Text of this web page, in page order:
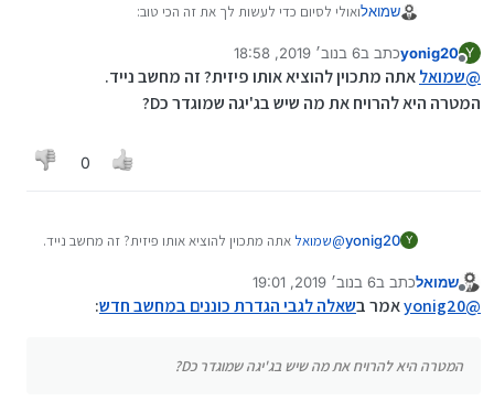
שמואלואולי לסיום כדי לעשות לך את זה הכי טוב:
עולה.
אם כן תוכל פשוט למחוק את כולו לגמרי, אני אומר זאת ככה
כי כתוב על המחיצה "פעיל" ואני לא יודע מה יש שם, לכן אם
Y
מנותק
yonig20כתב ב6 בנוב׳ 2019, 18:58
נערך לאחרונה על ידי
@שמואלאתה מתכוין להוציא אותו פיזית? זה מחשב נייד.
המטרה היא להרויח את מה שיש בג'יגה שמוגדר כD?
0
Y
yonig20
@שמואל אתה מתכוין להוציא אותו פיזית? זה מחשב נייד.
מנותק
שמואלכתב ב6 בנוב׳ 2019, 19:01
נערך לאחרונה על ידי
@
yonig20אמר בשאלה לגבי הגדרת כוננים במחשב חדש:
המטרה היא להרויח את מה שיש בג'יגה שמוגדר כD?